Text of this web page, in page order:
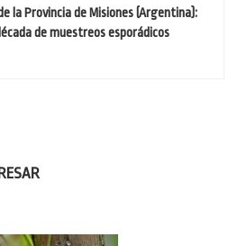
la Provincia de Misiones (Argentina):
de muestreos esporádicos